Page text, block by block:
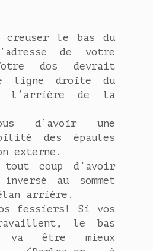
creuser le bas du
de votre
dos devrait
ligne droite du
l’arrière de la
d’avoir une
des épaules
externe.
coup d’avoir
au sommet
arrière.
fessiers! Si vos
le bas
va être mieux